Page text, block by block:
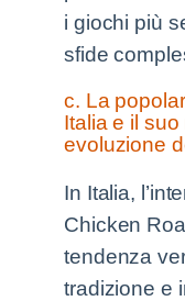
i giochi più
sfide
c. La
Italia e il
evoluzione
In Italia,
Chicken
tendenza
tradizione e